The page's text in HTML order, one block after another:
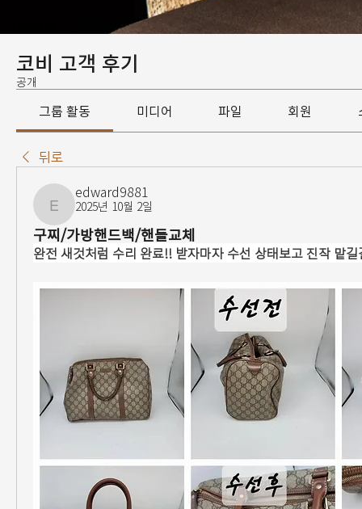
코비 고객 후기
공개
그룹 활동 미디어 파일 회원
뒤로
edward9881
edward9881
2025년 10월 2일
구찌/가방핸드백/핸들교체
완전 새것처럼 수리 완료!! 받자마자 수선 상태보고 진작 맡